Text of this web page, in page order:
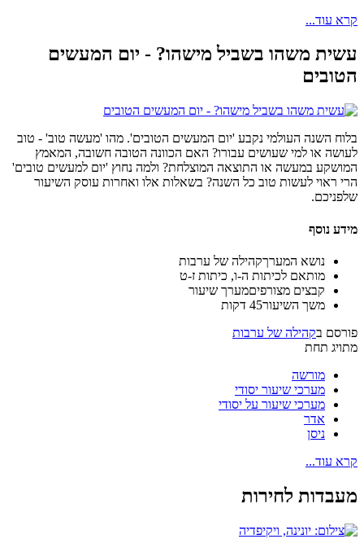
קרא עוד...
עשית משהו בשביל מישהו? - יום המעשים
הטובים
בלוח השנה העולמי נקבע 'יום המעשים הטובים'. מהו 'מעשה טוב' - טוב
לעושה או למי שעושים עבורו? האם הכוונה הטובה חשובה, המאמץ
המושקע במעשה או התוצאה המוצלחת? ולמה נחוץ 'יום למעשים טובים'
הרי ראוי לעשות טוב כל השנה? בשאלות אלו ואחרות עוסק השיעור
שלפניכם.
מידע נוסף
נושא המערךקהילה של ערבות
מותאם לכיתות ה-ו, כיתות ז-ט
קבצים מצורפיםמערך שיעור
משך השיעור45 דקות
פורסם בקהילה של ערבות
מתויג תחת
מורשה
מערכי שיעור יסודי
מערכי שיעור על יסודי
אדר
ניסן
קרא עוד...
מעבדות לחירות